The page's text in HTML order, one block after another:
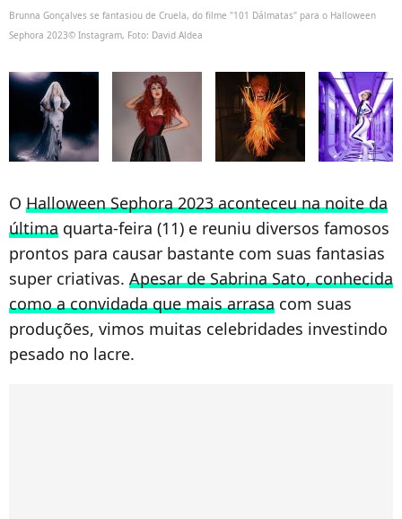
Brunna Gonçalves se fantasiou de Cruela, do filme "101 Dálmatas" para o Halloween
Sephora 2023© Instagram, Foto: David Aldea
O Halloween Sephora 2023 aconteceu na noite da
última quarta-feira (11) e reuniu diversos famosos
prontos para causar bastante com suas fantasias
super criativas. Apesar de Sabrina Sato, conhecida
como a convidada que mais arrasa com suas
produções, vimos muitas celebridades investindo
pesado no lacre.